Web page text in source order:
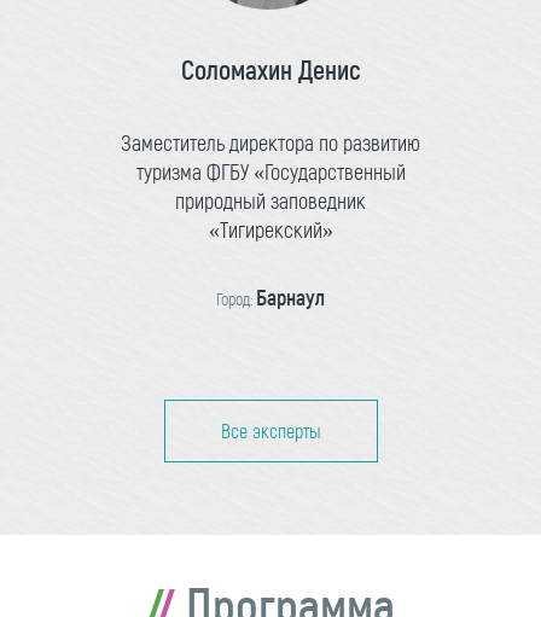
Соломахин Денис
Заместитель директора по развитию
туризма ФГБУ «Государственный
природный заповедник
«Тигирекский»
Город: Барнаул
Все эксперты
Программа